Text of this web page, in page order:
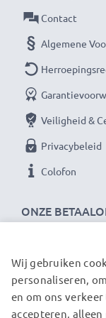
Als
waar het bij
Daarom
ONZE
Contact
Algemene
Veiligheid &
Privacybeleid
Colofon
ONZE
Wij gebruiken
personaliseren,
en om ons
accepteren,